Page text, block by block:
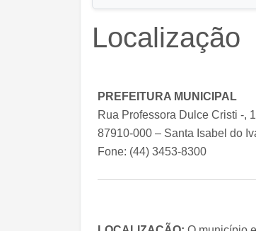
Localização
PREFEITURA MUNICIPAL
Rua Professora Dulce Cristi -,
87910-000 – Santa Isabel do
Fone: (44) 3453-8300